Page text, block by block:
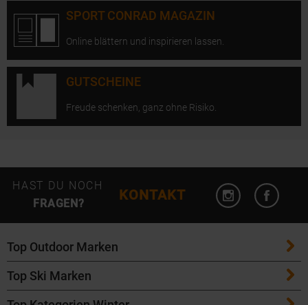
SPORT CONRAD MAGAZIN
Online blättern und inspirieren lassen.
GUTSCHEINE
Freude schenken, ganz ohne Risiko.
HAST DU NOCH
FRAGEN?
KONTAKT
Instagram
Top Outdoor Marken
Patagonia
Top Ski Marken